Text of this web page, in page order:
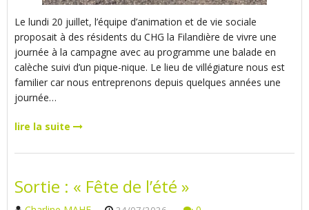
Le lundi 20 juillet, l’équipe d’animation et de vie sociale
proposait à des résidents du CHG la Filandière de vivre une
journée à la campagne avec au programme une balade en
calèche suivi d’un pique-nique. Le lieu de villégiature nous est
familier car nous entreprenons depuis quelques années une
journée…
lire la suite
Sortie : « Fête de l’été »